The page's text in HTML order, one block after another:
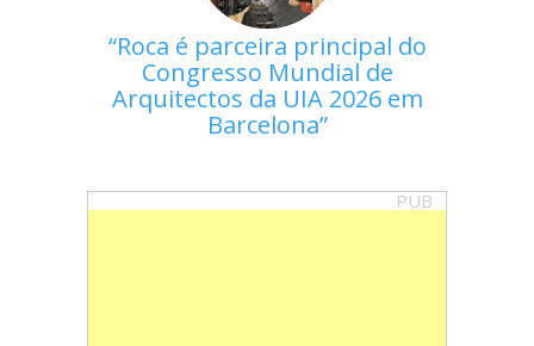
Roca é parceira principal do
Congresso Mundial de
Arquitectos da UIA 2026 em
Barcelona
PUB